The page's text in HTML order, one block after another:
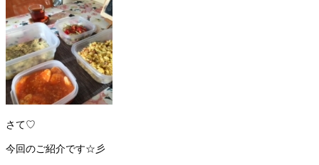
さて♡
今回のご紹介です☆彡